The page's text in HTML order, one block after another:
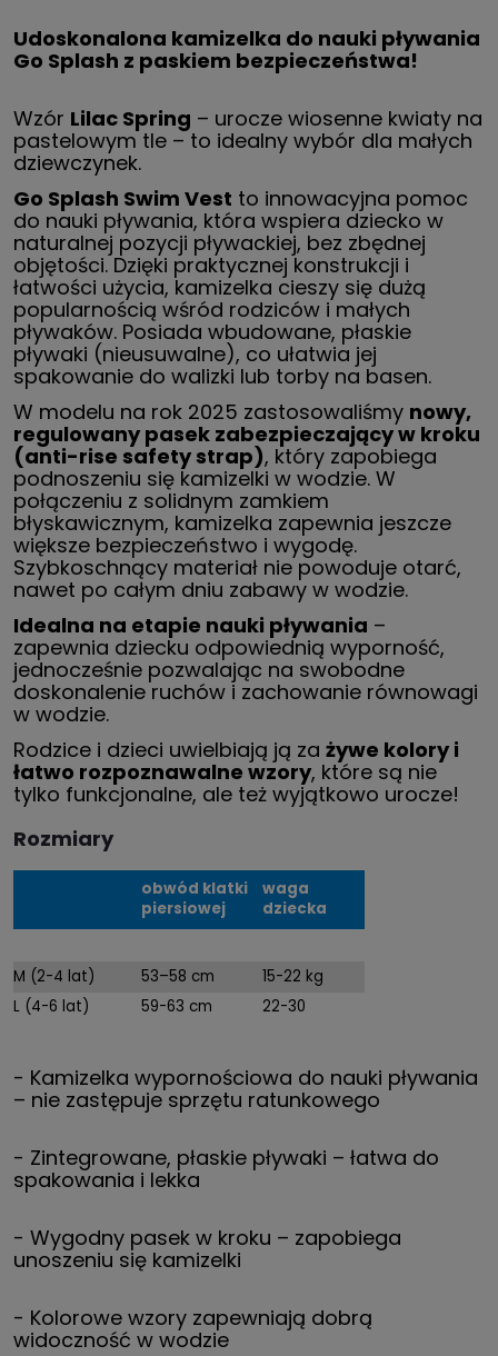
Udoskonalona kamizelka do nauki pływania
Go Splash z paskiem bezpieczeństwa!
Wzór Lilac Spring – urocze wiosenne kwiaty na
pastelowym tle – to idealny wybór dla małych
dziewczynek.
Go Splash Swim Vest to innowacyjna pomoc
do nauki pływania, która wspiera dziecko w
naturalnej pozycji pływackiej, bez zbędnej
objętości. Dzięki praktycznej konstrukcji i
łatwości użycia, kamizelka cieszy się dużą
popularnością wśród rodziców i małych
pływaków. Posiada wbudowane, płaskie
pływaki (nieusuwalne), co ułatwia jej
spakowanie do walizki lub torby na basen.
W modelu na rok 2025 zastosowaliśmy nowy,
regulowany pasek zabezpieczający w kroku
(anti-rise safety strap), który zapobiega
podnoszeniu się kamizelki w wodzie. W
połączeniu z solidnym zamkiem
błyskawicznym, kamizelka zapewnia jeszcze
większe bezpieczeństwo i wygodę.
Szybkoschnący materiał nie powoduje otarć,
nawet po całym dniu zabawy w wodzie.
Idealna na etapie nauki pływania –
zapewnia dziecku odpowiednią wyporność,
jednocześnie pozwalając na swobodne
doskonalenie ruchów i zachowanie równowagi
w wodzie.
Rodzice i dzieci uwielbiają ją za żywe kolory i
łatwo rozpoznawalne wzory, które są nie
tylko funkcjonalne, ale też wyjątkowo urocze!
Rozmiary
obwód klatki
piersiowej
waga
dziecka
M (2-4 lat) 53–58 cm
15-22 kg
L (4-6 lat)
59-63 cm 22-30
- Kamizelka wypornościowa do nauki pływania
– nie zastępuje sprzętu ratunkowego
- Zintegrowane, płaskie pływaki – łatwa do
spakowania i lekka
- Wygodny pasek w kroku – zapobiega
unoszeniu się kamizelki
- Kolorowe wzory zapewniają dobrą
widoczność w wodzie